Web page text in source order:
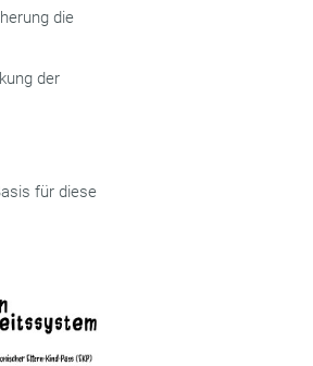
die
der
für diese